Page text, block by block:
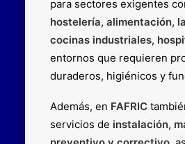
para sectores exigentes
hostelería, alimentación,
cocinas industriales,
entornos que requieren
duraderos, higiénicos y
Además, en FAFRIC
servicios de instalación,